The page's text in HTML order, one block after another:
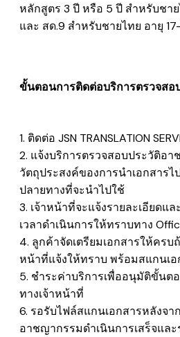
หลักสูตร 3 ปี หรือ 5 ปี สำหรับชา
และ สด.9 สำหรับชายไทย อายุ
ขั้นตอนการติดต่อบริการตรวจส
1. ติดต่อ JSN TRANSLATION
2. แจ้งบริการตรวจสอบประวัติอ
วัตถุประสงค์ของการนำเอกสารไ
ปลายทางที่จะนำไปใช้
3. เจ้าหน้าที่จะแจ้งรายละเอียดแ
เวลาดำเนินการให้ทราบทาง
4. ลูกค้าจัดเตรียมเอกสารให้ครบ
หน้าที่แจ้งให้ทราบ พร้อมสแกนเอ
5. ชำระค่าบริการเพื่ออนุมัติขั้นต
ทางเจ้าหน้าที่
6. รอรับไฟล์สแกนเอกสารหลังจ
อาชญากรรมดำเนินการเสร็จแล